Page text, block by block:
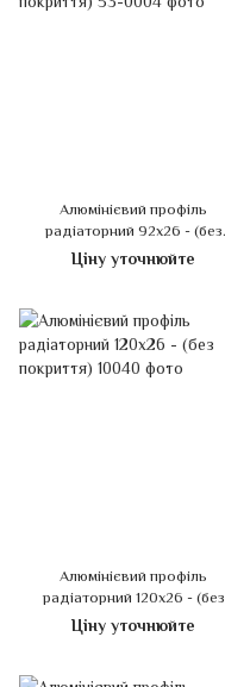
Алюмінієвий профіль
радіаторний 92х26 - (без
покриття)
Ціну уточнюйте
Алюмінієвий профіль
радіаторний 120х26 - (без
покриття)
Ціну уточнюйте